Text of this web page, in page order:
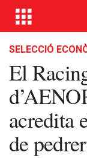
SELECCIÓ
El
acredita
de